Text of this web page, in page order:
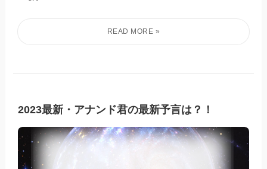
2023最新・アナンド君の最新予言は？！